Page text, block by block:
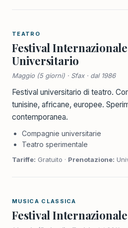
TEATRO
Festival
Universitario
Maggio (5 giorni) · Sfax · dal 1986
Festival universitario di teatro.
tunisine, africane, europee.
contemporanea.
Compagnie universitarie
Teatro sperimentale
Tariffe: Gratuito · Prenotazione:
MUSICA CLASSICA
Festival